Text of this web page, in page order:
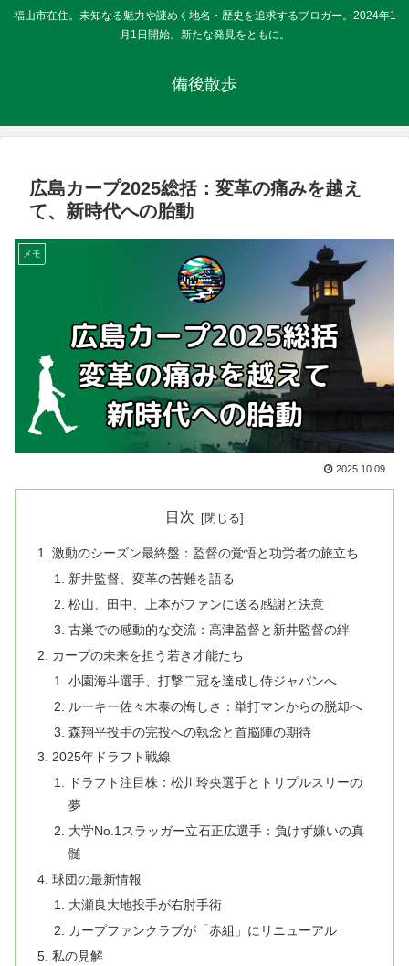
福山市在住。未知なる魅力や謎めく地名・歴史を追求するブロガー。2024年1
月1日開始。新たな発見をともに。
備後散歩
広島カープ2025総括：変革の痛みを越え
て、新時代への胎動
メモ
2025.10.09
目次
激動のシーズン最終盤：監督の覚悟と功労者の旅立ち
新井監督、変革の苦難を語る
松山、田中、上本がファンに送る感謝と決意
古巣での感動的な交流：高津監督と新井監督の絆
カープの未来を担う若き才能たち
小園海斗選手、打撃二冠を達成し侍ジャパンへ
ルーキー佐々木泰の悔しさ：単打マンからの脱却へ
森翔平投手の完投への執念と首脳陣の期待
2025年ドラフト戦線
ドラフト注目株：松川玲央選手とトリプルスリーの
夢
大学No.1スラッガー立石正広選手：負けず嫌いの真
髄
球団の最新情報
大瀬良大地投手が右肘手術
カープファンクラブが「赤組」にリニューアル
私の見解